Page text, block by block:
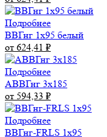
Подробнее
ВВГнг 1х95 белый
от 624,41 ₽
Подробнее
АВВГнг 3х185
от 594,33 ₽
Подробнее
ВВГнг-FRLS 1х95